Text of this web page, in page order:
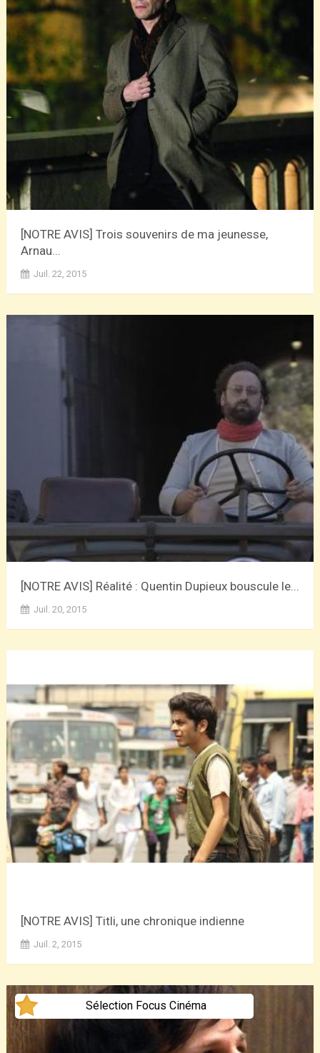
[NOTRE AVIS] Trois souvenirs de ma jeunesse,
Arnau...
Juil. 22, 2015
[NOTRE AVIS] Réalité : Quentin Dupieux bouscule le...
Juil. 20, 2015
[NOTRE AVIS] Titli, une chronique indienne
Juil. 2, 2015
Sélection Focus Cinéma